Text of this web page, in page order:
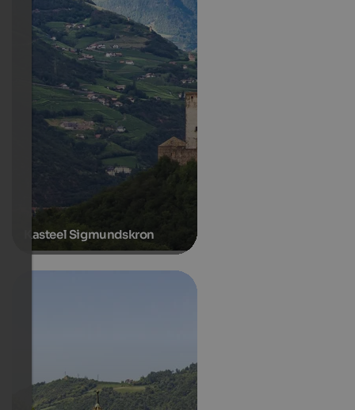
Kasteel Sigmundskron